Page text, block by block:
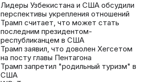
Лидеры Узбекистана и США обсудили
перспективы укрепления отношений
Трамп считает, что может стать
последним президентом-
республиканцем в США
Трамп заявил, что доволен Хегсетом
на посту главы Пентагона
Трамп запретил "родильный туризм" в
США